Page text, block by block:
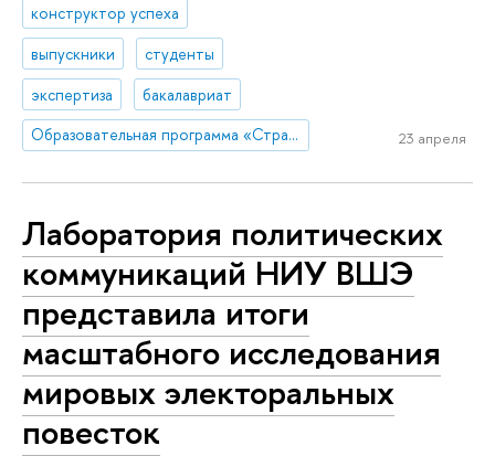
конструктор успеха
выпускники
студенты
экспертиза
бакалавриат
Образовательная программа «Стратегия и продюсирование в коммуникациях»
23 апреля
Лаборатория политических
коммуникаций НИУ ВШЭ
представила итоги
масштабного исследования
мировых электоральных
повесток